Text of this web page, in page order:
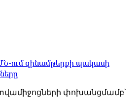
ում զինամթերքի պակասի
փոխանցմամբ՝